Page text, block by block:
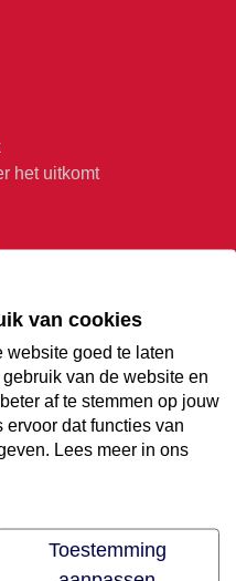
het uitkomt
je
van cookies
website goed te laten
van de website en
af te stemmen op jouw
ervoor dat functies van
Lees meer in ons
Toestemming